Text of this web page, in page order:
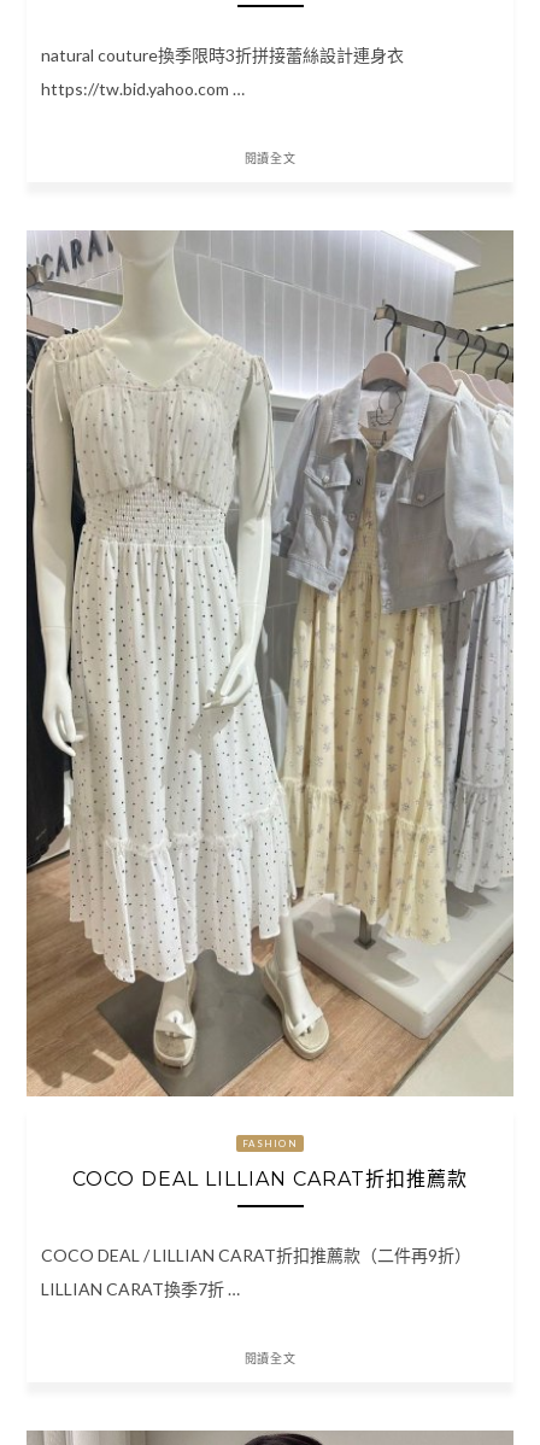
natural couture換季限時3折拼接蕾絲設計連身衣
https://tw.bid.yahoo.com …
閱讀全文
FASHION
COCO DEAL LILLIAN CARAT折扣推薦款
COCO DEAL / LILLIAN CARAT折扣推薦款（二件再9折）
LILLIAN CARAT換季7折 …
閱讀全文